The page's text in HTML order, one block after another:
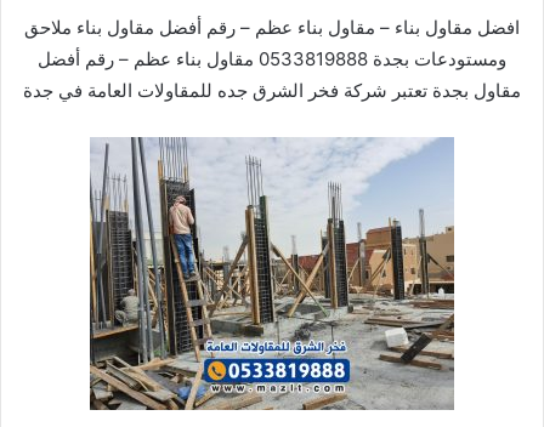
افضل مقاول بناء – مقاول بناء عظم – رقم أفضل مقاول بناء ملاحق
ومستودعات بجدة 0533819888 مقاول بناء عظم – رقم أفضل
مقاول بجدة تعتبر شركة فخر الشرق جده للمقاولات العامة في جدة